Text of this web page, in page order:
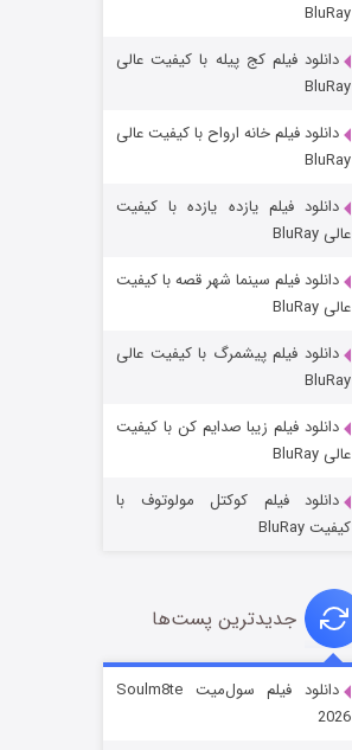
خاندان اژدها فصل ۳
جادوگری در مغولستان
BluRay
دانلود فیلم کج‌ پیله با کیفیت عالی
BluRay
دانلود فیلم خانه ارواح با کیفیت عالی
BluRay
دانلود فیلم یازده یازده با کیفیت
عالی BluRay
دانلود فیلم سینما شهر قصه با کیفیت
عالی BluRay
دانلود فیلم پیشمرگ با کیفیت عالی
BluRay
دانلود فیلم زیبا صدایم کن با کیفیت
عالی BluRay
دانلود فیلم کوکتل مولوتوف با
کیفیت BluRay
جدیدترین پست‌ها
دانلود فیلم سول‌میت Soulm8te
2026